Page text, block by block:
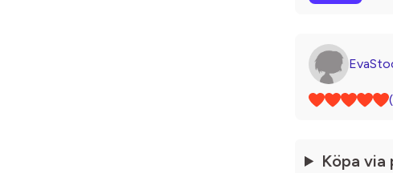
Köpa via